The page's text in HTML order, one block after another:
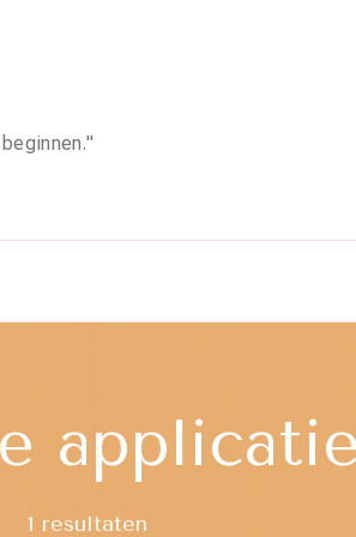
1 resultaten